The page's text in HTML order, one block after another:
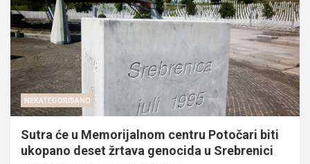
NEKATEGORISANO
Sutra će u Memorijalnom centru Potočari biti
ukopano deset žrtava genocida u Srebrenici